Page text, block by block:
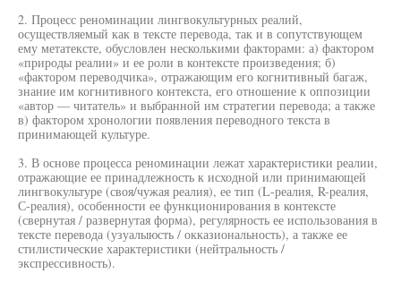
2. Процесс реноминации лингвокультурных реалий,
осуществляемый как в тексте перевода, так и в сопутствующем
ему метатексте, обусловлен несколькими факторами: а) фактором
«природы реалии» и ее роли в контексте произведения; б)
«фактором переводчика», отражающим его когнитивный багаж,
знание им когнитивного контекста, его отношение к оппозиции
«автор — читатель» и выбранной им стратегии перевода; а также
в) фактором хронологии появления переводного текста в
принимающей культуре.
3. В основе процесса реноминации лежат характеристики реалии,
отражающие ее принадлежность к исходной или принимающей
лингвокультуре (своя/чужая реалия), ее тип (L-реалия, R-реалия,
С-реалия), особенности ее функционирования в контексте
(свернутая / развернутая форма), регулярность ее использования в
тексте перевода (узуалыюсть / окказиональность), а также ее
стилистические характеристики (нейтральность /
экспрессивность).